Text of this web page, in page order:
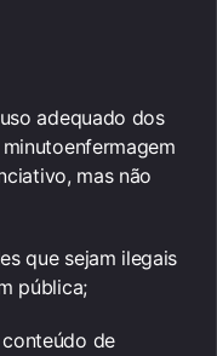
adequado dos
mas não
que sejam ilegais
pública;
de